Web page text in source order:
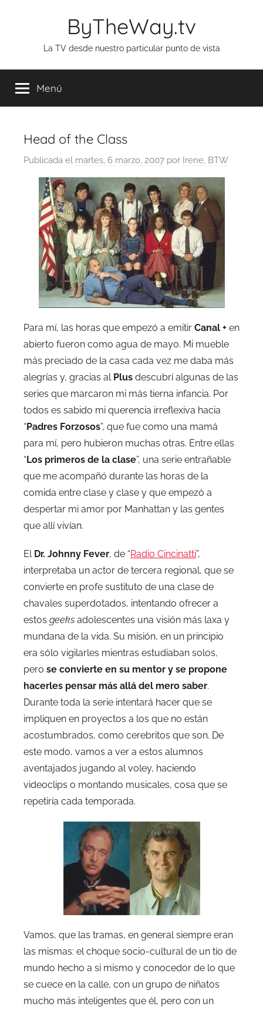
ByTheWay.tv
La TV desde nuestro particular punto de vista
Menú
Head of the Class
Publicada el martes, 6 marzo, 2007 por Irene, BTW
Para mí, las horas que empezó a emitir Canal + en
abierto fueron como agua de mayo. Mi mueble
más preciado de la casa cada vez me daba más
alegrías y, gracias al Plus descubrí algunas de las
series que marcaron mi más tierna infancia. Por
todos es sabido mi querencia irreflexiva hacia
“Padres Forzosos”, que fue como una mamá
para mí, pero hubieron muchas otras. Entre ellas
“Los primeros de la clase”, una serie entrañable
que me acompañó durante las horas de la
comida entre clase y clase y que empezó a
despertar mi amor por Manhattan y las gentes
que allí vivían.
El Dr. Johnny Fever, de “Radio Cincinatti”,
interpretaba un actor de tercera regional, que se
convierte en profe sustituto de una clase de
chavales superdotados, intentando ofrecer a
estos geeks adolescentes una visión más laxa y
mundana de la vida. Su misión, en un principio
era sólo vigilarles mientras estudiaban solos,
pero se convierte en su mentor y se propone
hacerles pensar más allá del mero saber.
Durante toda la serie intentará hacer que se
impliquen en proyectos a los que no están
acostumbrados, como cerebritos que son. De
este modo, vamos a ver a estos alumnos
aventajados jugando al voley, haciendo
videoclips o montando musicales, cosa que se
repetiría cada temporada.
Vamos, que las tramas, en general siempre eran
las mismas: el choque socio-cultural de un tío de
mundo hecho a si mismo y conocedor de lo que
se cuece en la calle, con un grupo de niñatos
mucho más inteligentes que él, pero con un